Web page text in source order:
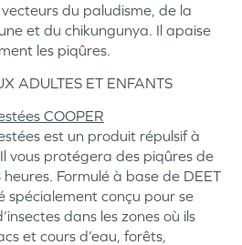
du paludisme, de la
et du chikungunya. Il apaise
les piqûres.
ADULTES ET ENFANTS
COOPER
est un produit répulsif à
vous protégera des piqûres de
Formulé à base de DEET
spécialement conçu pour se
dans les zones où ils
et cours d’eau, forêts,